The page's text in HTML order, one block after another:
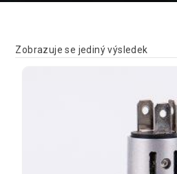
Zobrazuje se jediný výsledek